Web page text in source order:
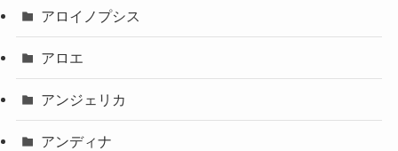
アロイノプシス
アロエ
アンジェリカ
アンディナ